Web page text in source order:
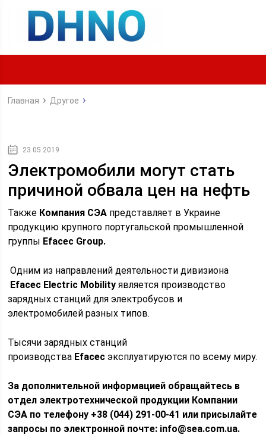
Главная Другое
23.05.2019
Электромобили могут стать
причиной обвала цен на нефть
Также Компания СЭА представляет в Украине
продукцию крупного португальской промышленной
группы Efacec Group.
Одним из направлений деятельности дивизиона
Efacec Electric Mobility является производство
зарядных станций для электробусов и
электромобилей разных типов.
Тысячи зарядных станций
производства Efacecэксплуатируются по всему миру.
За дополнительной информацией обращайтесь в
отдел электротехнической продукции Компании
СЭА по телефону +38 (044) 291-00-41 или присылайте
запросы по электронной почте: info@sea.com.ua.